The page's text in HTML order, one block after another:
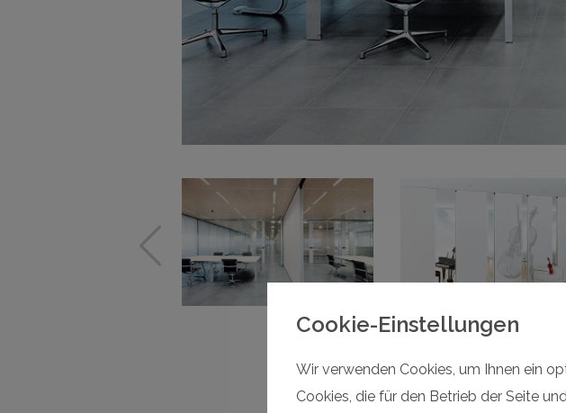
Cookie-Einstellungen
Wir verwenden Cookies, um Ihnen ein
Cookies, die für den Betrieb der Seite